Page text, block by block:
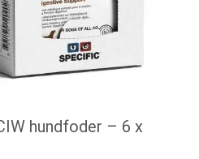
hundfoder – 6 x